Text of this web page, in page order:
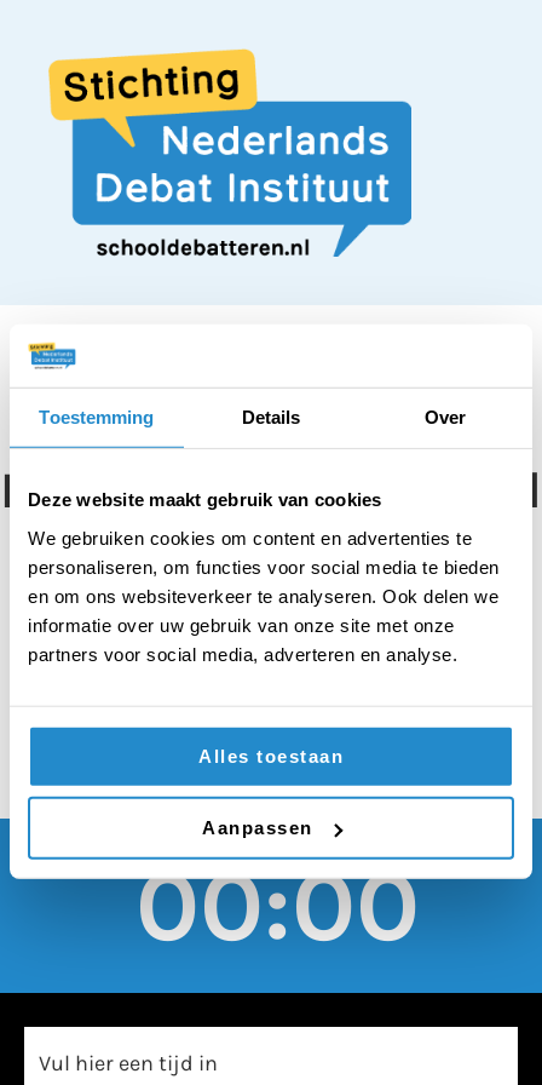
Toestemming Details Over
Deze website maakt gebruik van cookies
We gebruiken cookies om content en advertenties te
personaliseren, om functies voor social media te bieden
en om ons websiteverkeer te analyseren. Ook delen we
informatie over uw gebruik van onze site met onze
partners voor social media, adverteren en analyse.
Alles toestaan
Aanpassen
STELLING
Kunstlessen op school
moeten door
kunstenaars worden
gegeven
00:00